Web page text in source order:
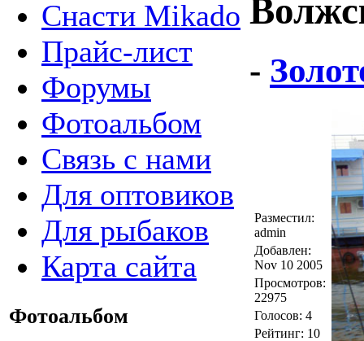
Снасти Mikado
Прайс-лист
Форумы
Фотоальбом
Связь с нами
Для оптовиков
Для рыбаков
Карта сайта
Фотоальбом
-
Разместил:
admin
Добавлен:
Nov 10 2005
Просмотров:
22975
Голосов: 4
Рейтинг: 10